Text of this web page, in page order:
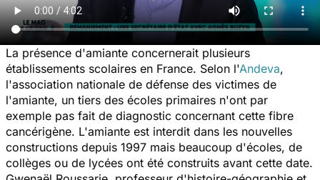
La présence d'amiante concernerait plusieurs
établissements scolaires en France. Selon l'Andeva,
l'association nationale de défense des victimes de
l'amiante, un tiers des écoles primaires n'ont par
exemple pas fait de diagnostic concernant cette fibre
cancérigène. L'amiante est interdit dans les nouvelles
constructions depuis 1997 mais beaucoup d'écoles, de
collèges ou de lycées ont été construits avant cette date.